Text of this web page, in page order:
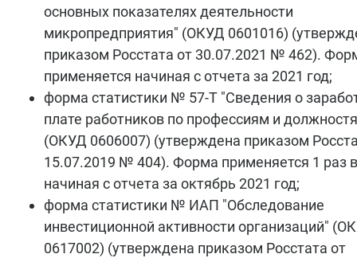
основных показателях деятельности
микропредприятия" (ОКУД 0601016)
приказом Росстата от 30.07.2021 № 462).
применяется начиная с отчета за 2021 год;
форма статистики № 57-Т "Сведения о
плате работников по профессиям и
(ОКУД 0606007) (утверждена приказом
15.07.2019 № 404). Форма применяется 1 раз
начиная с отчета за октябрь 2021 год;
форма статистики № ИАП "Обследование
инвестиционной активности организаций"
0617002) (утверждена приказом Росстата от